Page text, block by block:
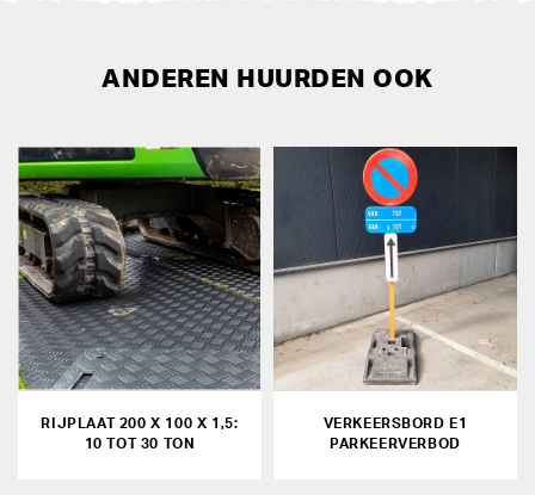
ANDEREN HUURDEN OOK
RIJPLAAT 200 X 100 X 1,5:
10 TOT 30 TON
VERKEERSBORD E1
PARKEERVERBOD